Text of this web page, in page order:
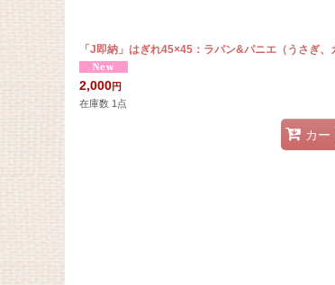
「J即納」はぎれ45×45：ラパン&パニエ（うさぎ、
2,000円
在庫数 1点
カー